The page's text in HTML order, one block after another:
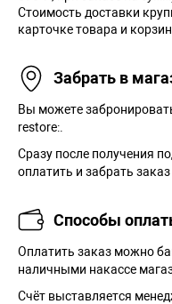
Стоимость доставки
карточке товара и
Забрать в
Вы можете
restore:.
Сразу после получения
оплатить и забрать
Способы
Оплатить заказ можно
наличными накассе
Cчёт выставляется